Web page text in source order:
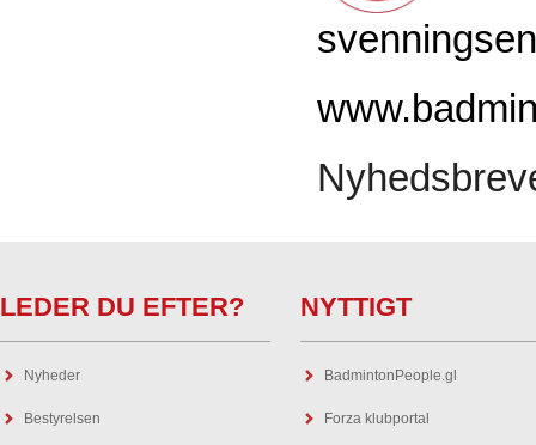
LEDER DU EFTER?
Nyheder
Bestyrelsen
NYTTIGT
BadmintonPeople.gl
Forza klubportal